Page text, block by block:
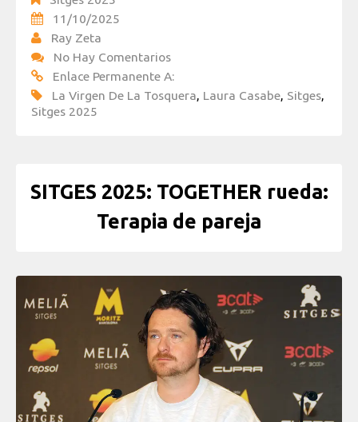
11/10/2025
Ray Zeta
No Hay Comentarios
Enlace Permanente A:
La Virgen De La Tosquera, Laura Casabe, Sitges,
Sitges 2025
SITGES 2025: TOGETHER rueda:
Terapia de pareja